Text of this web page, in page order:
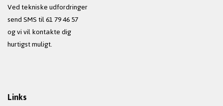
Ved tekniske udfordringer
send SMS til 61 79 46 57
og vi vil kontakte dig
hurtigst muligt.
Links